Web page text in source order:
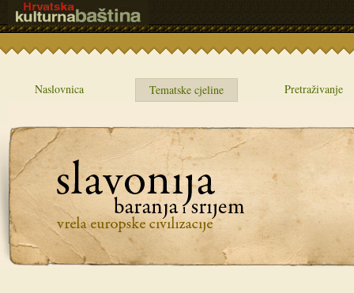
Naslovnica Tematske cjeline Pretraživanje